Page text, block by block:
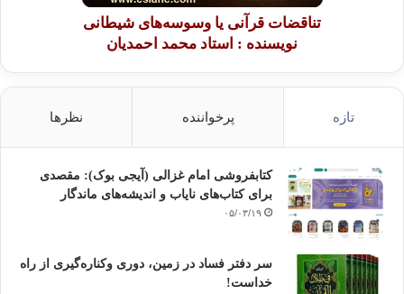
تناقضات قرآنی یا وسوسه‌های شیطانی
نویسنده : استاد محمد احمدیان
تازه پرخواننده نظرها
کتابفروشی امام غزالی (آیجی بوک): مقصدی
برای کتاب‌های نایاب و اندیشه‌های ماندگار
۰۵/۰۳/۱۹
سر دفتر فساد در زمین‌، دوری وکناره‌گیری از راه
خداست‌!